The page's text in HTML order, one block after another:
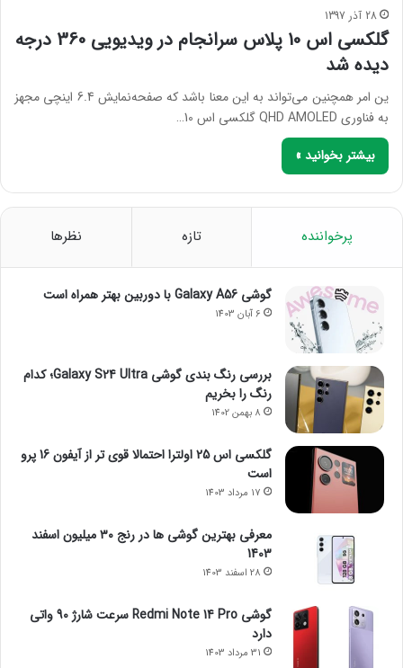
28 آذر 1397
گلکسی اس 10 پلاس سرانجام در ویدیویی 360 درجه
دیده شد
ین امر همچنین می‌تواند به این معنا باشد که صفحه‌نمایش 6.4 اینچی مجهز
به فناوری QHD AMOLED گلکسی اس 10…
بیشتر بخوانید »
پرخواننده تازه نظرها
گوشی Galaxy A56 با دوربین بهتر همراه است
6 آبان 1403
بررسی رنگ بندی گوشی Galaxy S24 Ultra؛ کدام
رنگ را بخریم
8 بهمن 1402
گلکسی اس 25 اولترا احتمالا قوی تر از آیفون 16 پرو
است
17 مرداد 1403
معرفی بهترین گوشی ها در رنج ۳۰ میلیون اسفند
1403
28 اسفند 1403
گوشی Redmi Note 14 Pro سرعت شارژ 90 واتی
دارد
31 مرداد 1403